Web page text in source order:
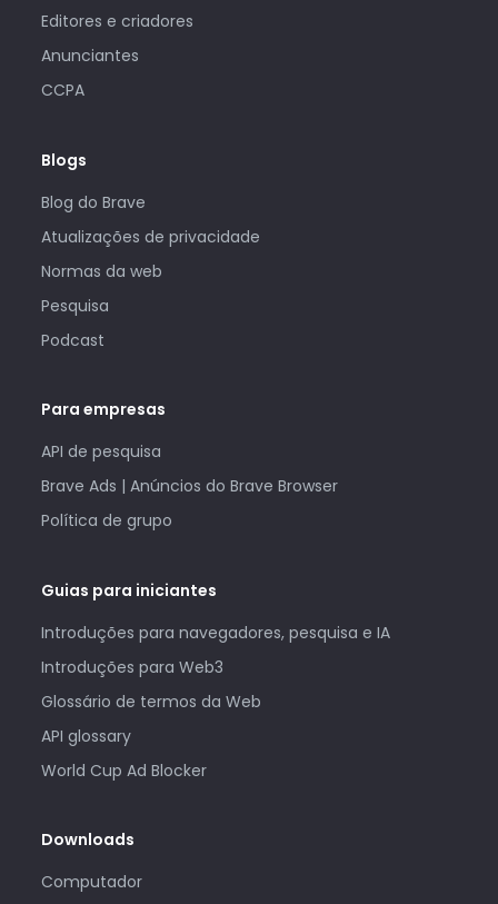
Editores e criadores
Anunciantes
CCPA
Blogs
Blog do Brave
Atualizações de privacidade
Normas da web
Pesquisa
Podcast
Para empresas
API de pesquisa
Brave Ads | Anúncios do Brave Browser
Política de grupo
Guias para iniciantes
Introduções para navegadores, pesquisa e IA
Introduções para Web3
Glossário de termos da Web
API glossary
World Cup Ad Blocker
Downloads
Computador